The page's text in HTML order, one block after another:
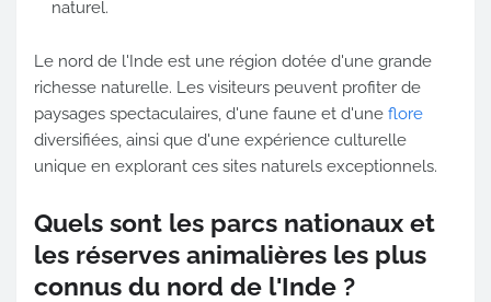
naturel.
Le nord de l'Inde est une région dotée d'une grande
richesse naturelle. Les visiteurs peuvent profiter de
paysages spectaculaires, d'une faune et d'une flore
diversifiées, ainsi que d'une expérience culturelle
unique en explorant ces sites naturels exceptionnels.
Quels sont les parcs nationaux et
les réserves animalières les plus
connus du nord de l'Inde ?